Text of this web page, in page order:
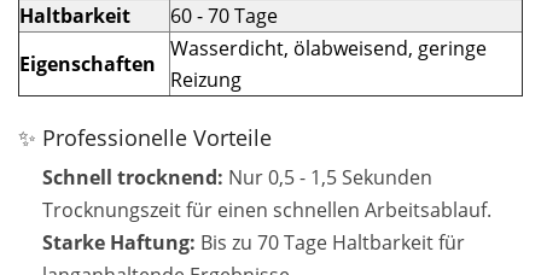
Haltbarkeit
60 - 70 Tage
Eigenschaften
Wasserdicht, ölabweisend, geringe
Reizung
✨ Professionelle Vorteile
Schnell trocknend: Nur 0,5 - 1,5 Sekunden
Trocknungszeit für einen schnellen Arbeitsablauf.
Starke Haftung: Bis zu 70 Tage Haltbarkeit für